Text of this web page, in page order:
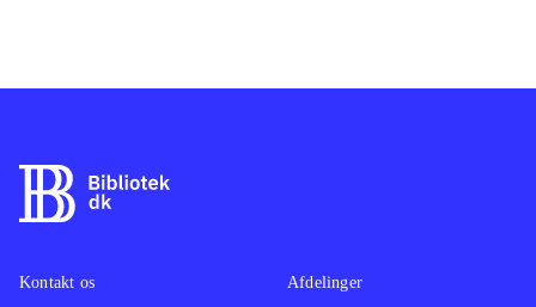
Kontakt os
Afdelinger